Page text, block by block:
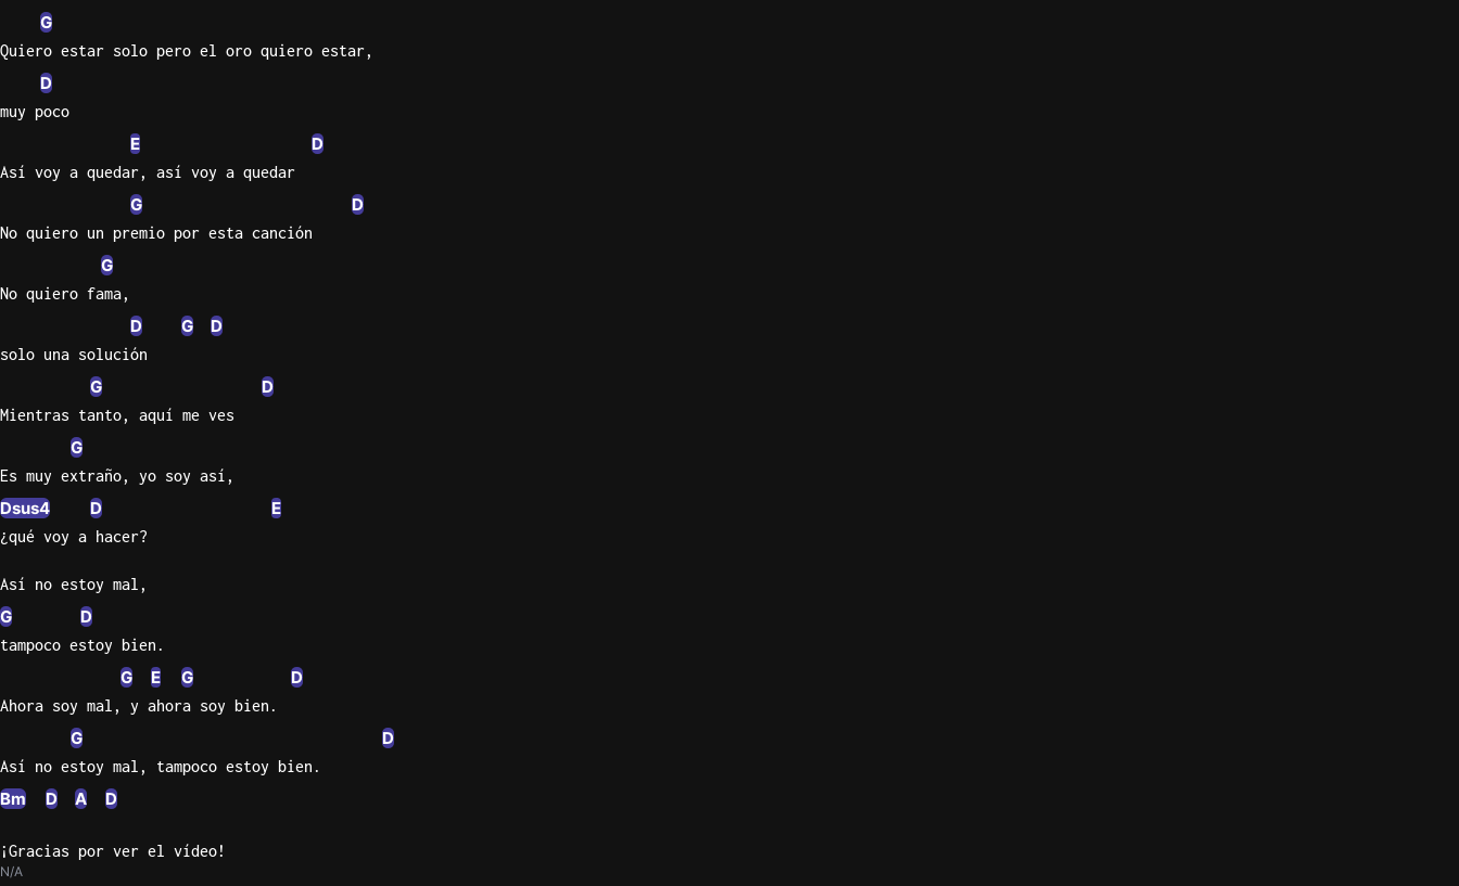
G
Quiero estar solo pero el oro quiero estar,
D
muy poco
E D
Así voy a quedar, así voy a quedar
G D
No quiero un premio por esta canción
G
No quiero fama,
D G D
solo una solución
G D
Mientras tanto, aquí me ves
G
Es muy extraño, yo soy así,
Dsus4 D E
¿qué voy a hacer?
Así no estoy mal,
G D
tampoco estoy bien.
G E G D
Ahora soy mal, y ahora soy bien.
G D
Así no estoy mal, tampoco estoy bien.
Bm D A D
¡Gracias por ver el vídeo!
N/A